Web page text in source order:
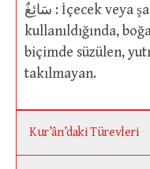
سَائِغٌ : İçecek veya şarap; yiyeceğe istinaden
kullanıldığında,
biçimde süzülen,
takılmayan.
Kur’ân’daki Türevleri